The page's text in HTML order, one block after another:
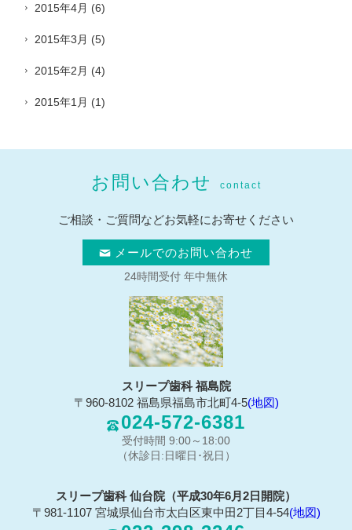
2015年4月 (6)
2015年3月 (5)
2015年2月 (4)
2015年1月 (1)
お問い合わせ contact
ご相談・ご質問などお気軽にお寄せください
メールでのお問い合わせ
24時間受付 年中無休
スリープ歯科 福島院
〒960-8102 福島県福島市北町4-5(地図)
024-572-6381
受付時間 9:00～18:00
（休診日:日曜日･祝日）
スリープ歯科 仙台院（平成30年6月2日開院）
〒981-1107 宮城県仙台市太白区東中田2丁目4-54(地図)